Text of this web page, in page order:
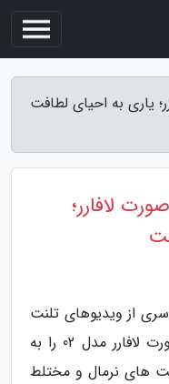
یاری به احیای لطافت
لافارر؛
از ویدیوهای تلنت
قصد داریم کرم آبرسان دست و صورت لافارر مدل 02 را به
های نرمال و مختلط